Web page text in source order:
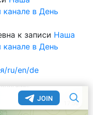
в День
к записи Наша
в День
ru/en/de